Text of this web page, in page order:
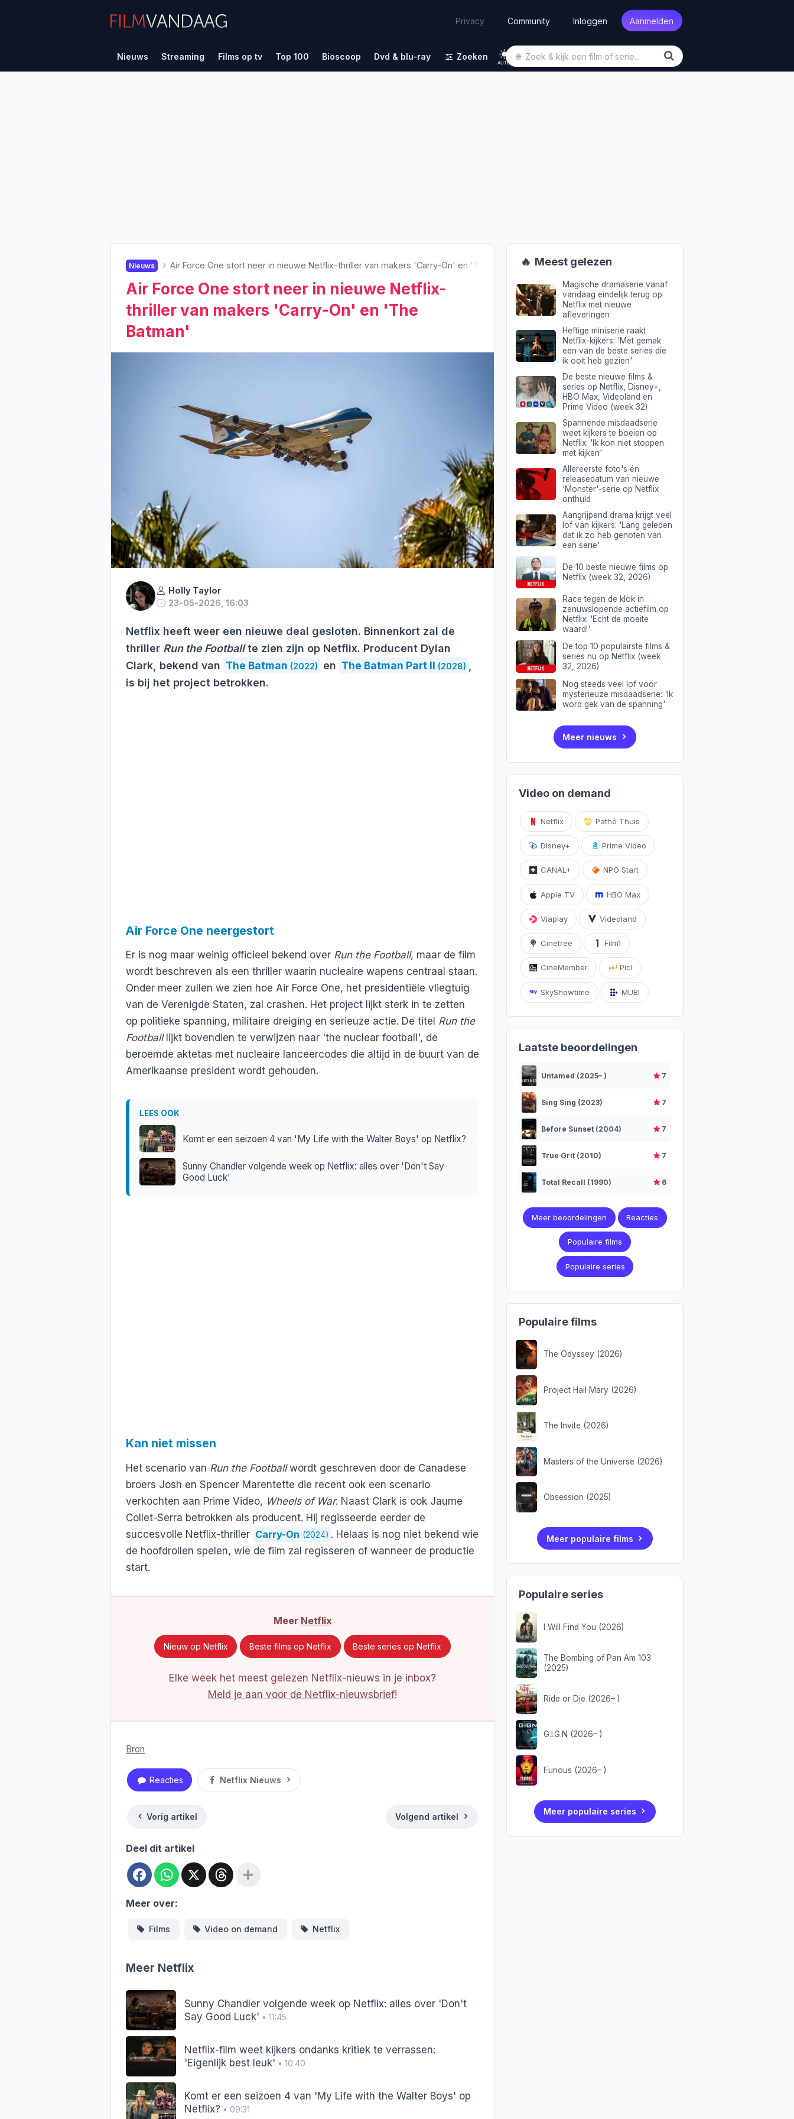
Privacy Community Inloggen Aanmelden
Nieuws Streaming Films op tv Top 100 Bioscoop Dvd & blu-ray Zoeken
AUTO
Nieuws Air Force One stort neer in nieuwe Netflix-thriller van makers 'Carry-On' en 'The Batman'
Air Force One stort neer in nieuwe Netflix-
thriller van makers 'Carry-On' en 'The
Batman'
Holly Taylor
23-05-2026, 16:03
Netflix heeft weer een nieuwe deal gesloten. Binnenkort zal de
thriller Run the Footballte zien zijn op Netflix. Producent Dylan
Clark, bekend van The Batman (2022) en The Batman Part II (2028)
is bij het project betrokken.
Air Force One neergestort
Er is nog maar weinig officieel bekend over Run the Football, maar de film
wordt beschreven als een thriller waarin nucleaire wapens centraal staan.
Onder meer zullen we zien hoe Air Force One, het presidentiële vliegtuig
van de Verenigde Staten, zal crashen. Het project lijkt sterk in te zetten
op politieke spanning, militaire dreiging en serieuze actie. De titel Run the
Footballlijkt bovendien te verwijzen naar 'the nuclear football', de
beroemde aktetas met nucleaire lanceercodes die altijd in de buurt van de
Amerikaanse president wordt gehouden.
LEES OOK
Komt er een seizoen 4 van 'My Life with the Walter Boys' op Netflix?
Sunny Chandler volgende week op Netflix: alles over 'Don't Say
Good Luck'
Kan niet missen
Het scenario van Run the Footballwordt geschreven door de Canadese
broers Josh en Spencer Marentette die recent ook een scenario
verkochten aan Prime Video, Wheels of War. Naast Clark is ook Jaume
Collet-Serra betrokken als producent. Hij regisseerde eerder de
succesvolle Netflix-thriller Carry-On (2024) . Helaas is nog niet bekend wie
de hoofdrollen spelen, wie de film zal regisseren of wanneer de productie
start.
Meer Netflix
Nieuw op Netflix Beste films op Netflix Beste series op Netflix
Elke week het meest gelezen Netflix-nieuws in je inbox?
Meld je aan voor de Netflix-nieuwsbrief!
Bron
Reacties Netflix Nieuws
Vorig artikel Volgend artikel
Deel dit artikel
FacebookWhatsApp
X
Meer over:
Films Video on demand Netflix
Meer Netflix
Sunny Chandler volgende week op Netflix: alles over 'Don't
Say Good Luck' • 11:45
Netflix-film weet kijkers ondanks kritiek te verrassen:
'Eigenlijk best leuk' • 10:40
Komt er een seizoen 4 van 'My Life with the Walter Boys' op
Netflix? • 09:31
🔥 Meest gelezen
Magische dramaserie vanaf
vandaag eindelijk terug op
Netflix met nieuwe
afleveringen
Heftige miniserie raakt
Netflix-kijkers: 'Met gemak
een van de beste series die
ik ooit heb gezien'
De beste nieuwe films &
series op Netflix, Disney+,
HBO Max, Videoland en
Prime Video (week 32)
Spannende misdaadserie
weet kijkers te boeien op
Netflix: 'Ik kon niet stoppen
met kijken'
Allereerste foto's én
releasedatum van nieuwe
'Monster'-serie op Netflix
onthuld
Aangrijpend drama krijgt veel
lof van kijkers: 'Lang geleden
dat ik zo heb genoten van
een serie'
De 10 beste nieuwe films op
Netflix (week 32, 2026)
Race tegen de klok in
zenuwslopende actiefilm op
Netflix: 'Echt de moeite
waard!'
De top 10 populairste films &
series nu op Netflix (week
32, 2026)
Nog steeds veel lof voor
mysterieuze misdaadserie: 'Ik
word gek van de spanning'
Meer nieuws
Video on demand
Netflix Pathé Thuis
Disney+ Prime Video
CANAL+ NPO Start
Apple TV HBO Max
Viaplay Videoland
Cinetree Film1
CineMember Picl
SkyShowtime MUBI
Laatste beoordelingen
Untamed (2025– ) 7
Sing Sing (2023) 7
Before Sunset (2004) 7
True Grit (2010) 7
Total Recall (1990) 6
Meer beoordelingen Reacties
Populaire films
Populaire series
Populaire films
The Odyssey (2026)
Project Hail Mary (2026)
The Invite (2026)
Masters of the Universe (2026)
Obsession (2025)
Meer populaire films
Populaire series
I Will Find You (2026)
The Bombing of Pan Am 103
(2025)
Ride or Die (2026– )
G.I.G.N (2026– )
Furious (2026– )
Meer populaire series